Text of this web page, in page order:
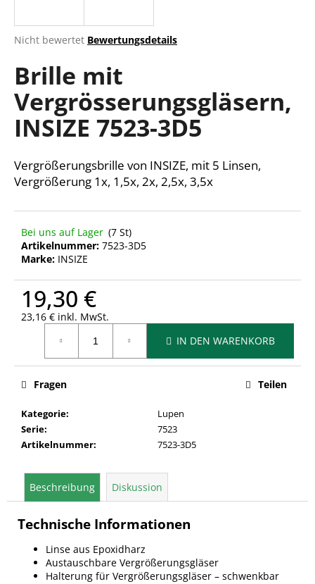
Die
Produktbewertung
ist
0,0
von
5
Sternen.
Nicht bewertet Bewertungsdetails
Brille mit
Vergrösserungsgläsern,
INSIZE 7523-3D5
Vergrößerungsbrille von INSIZE, mit 5 Linsen,
Vergrößerung 1x, 1,5x, 2x, 2,5x, 3,5x
Bei uns auf Lager (7 St)
Artikelnummer: 7523-3D5
Marke: INSIZE
19,30 €
23,16 € inkl. MwSt.
IN DEN WARENKORB
Kategorie:
Lupen
Serie:
7523
Artikelnummer: 7523-3D5
Fragen Teilen
Beschreibung Diskussion
Technische Informationen
Linse aus Epoxidharz
Austauschbare Vergrößerungsgläser
Halterung für Vergrößerungsgläser – schwenkbar
W
e
m
f
h
n